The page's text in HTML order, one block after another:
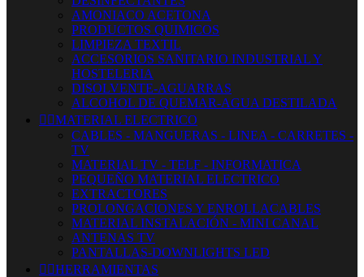
AMONIACO ACETONA
PRODUCTOS QUIMICOS
LIMPIEZA TEXTIL
ACCESORIOS SANITARIO INDUSTRIAL Y
HOSTELERIA
DISOLVENTE-AGUARRAS
ALCOHOL DE QUEMAR-AGUA DESTILADA
 MATERIAL ELECTRICO
CABLES - MANGUERAS - LINEA - CARRETES -
TV
MATERIAL TV - TELF - INFORMATICA
PEQUEÑO MATERIAL ELECTRICO
EXTRACTORES
PROLONGACIONES Y ENROLLACABLES
MATERIAL INSTALACIÓN - MINI CANAL
ANTENAS TV
PANTALLAS-DOWNLIGHTS LED
 HERRAMIENTAS